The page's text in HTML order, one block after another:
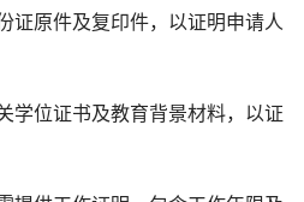
证原件及复印件，以证明申请人
学位证书及教育背景材料，以证